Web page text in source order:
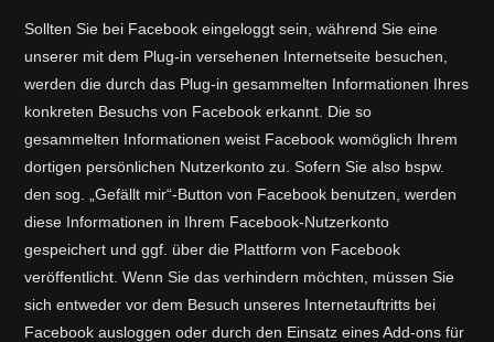
Sollten Sie bei Facebook eingeloggt sein, während Sie eine
unserer mit dem Plug-in versehenen Internetseite besuchen,
werden die durch das Plug-in gesammelten Informationen Ihres
konkreten Besuchs von Facebook erkannt. Die so
gesammelten Informationen weist Facebook womöglich Ihrem
dortigen persönlichen Nutzerkonto zu. Sofern Sie also bspw.
den sog. „Gefällt mir“-Button von Facebook benutzen, werden
diese Informationen in Ihrem Facebook-Nutzerkonto
gespeichert und ggf. über die Plattform von Facebook
veröffentlicht. Wenn Sie das verhindern möchten, müssen Sie
sich entweder vor dem Besuch unseres Internetauftritts bei
Facebook ausloggen oder durch den Einsatz eines Add-ons für